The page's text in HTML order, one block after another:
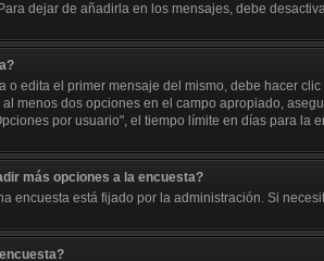
dejar de añadirla en los mensajes, debe
o edita el primer mensaje del mismo, debe hacer
menos dos opciones en el campo apropiado,
por usuario", el tiempo límite en días para
más opciones a la encuesta?
encuesta está fijado por la administración. Si